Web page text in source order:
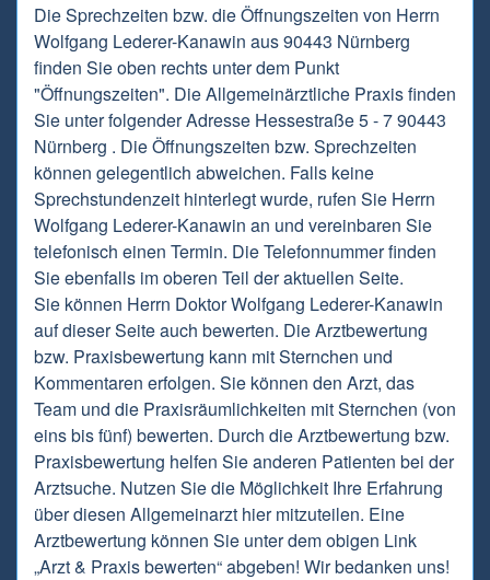
Die Sprechzeiten bzw. die Öffnungszeiten von Herrn
Wolfgang Lederer-Kanawin aus 90443 Nürnberg
finden Sie oben rechts unter dem Punkt
"Öffnungszeiten". Die Allgemeinärztliche Praxis finden
Sie unter folgender Adresse Hessestraße 5 - 7 90443
Nürnberg . Die Öffnungszeiten bzw. Sprechzeiten
können gelegentlich abweichen. Falls keine
Sprechstundenzeit hinterlegt wurde, rufen Sie Herrn
Wolfgang Lederer-Kanawin an und vereinbaren Sie
telefonisch einen Termin. Die Telefonnummer finden
Sie ebenfalls im oberen Teil der aktuellen Seite.
Sie können Herrn Doktor Wolfgang Lederer-Kanawin
auf dieser Seite auch bewerten. Die Arztbewertung
bzw. Praxisbewertung kann mit Sternchen und
Kommentaren erfolgen. Sie können den Arzt, das
Team und die Praxisräumlichkeiten mit Sternchen (von
eins bis fünf) bewerten. Durch die Arztbewertung bzw.
Praxisbewertung helfen Sie anderen Patienten bei der
Arztsuche. Nutzen Sie die Möglichkeit Ihre Erfahrung
über diesen Allgemeinarzt hier mitzuteilen. Eine
Arztbewertung können Sie unter dem obigen Link
„Arzt & Praxis bewerten“ abgeben! Wir bedanken uns!